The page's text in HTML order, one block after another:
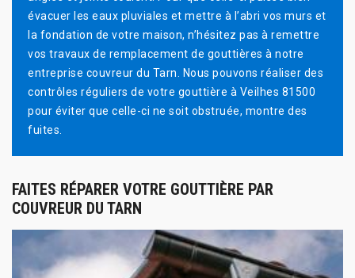
évacuer les eaux pluviales et mettre à l’abri vos murs et
la fondation de votre maison, n’hésitez pas à remettre
vos travaux de remplacement de gouttières à notre
entreprise couvreur du Tarn. Nous pouvons réaliser des
contrôles réguliers de votre gouttière à Veilhes 81500
pour éviter que celle-ci ne soit obstruée, montre des
fuites.
FAITES RÉPARER VOTRE GOUTTIÈRE PAR
COUVREUR DU TARN